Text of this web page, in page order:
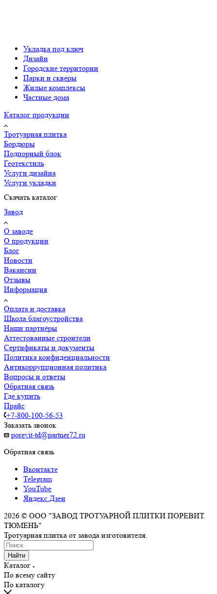
Укладка под ключ
Дизайн
Городские территории
Парки и скверы
Жилые комплексы
Частные дома
Каталог продукции
Тротуарная плитка
Бордюры
Подпорный блок
Геотекстиль
Услуги дизайна
Услуги укладки
Скачать каталог
Завод
О заводе
О продукции
Блог
Новости
Вакансии
Отзывы
Информация
Оплата и доставка
Школа благоустройства
Наши партнёры
Аттестованные строители
Сертификаты и документы
Политика конфиденциальности
Антикоррупционная политика
Вопросы и ответы
Обратная связь
Где купить
Прайс
+7-800-100-56-53
Заказать звонок
porevit-td@partner72.ru
Обратная связь
Вконтакте
Telegram
YouTube
Яндекс.Дзен
2026 © ООО "ЗАВОД ТРОТУАРНОЙ ПЛИТКИ ПОРЕВИТ.
ТЮМЕНЬ"
Тротуарная плитка от завода изготовителя.
Найти
Каталог
По всему сайту
По каталогу